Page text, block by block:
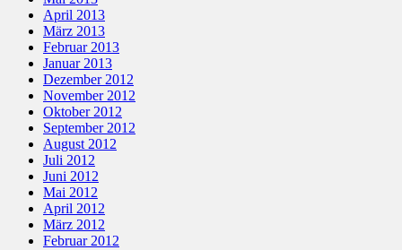
April 2013
März 2013
Februar 2013
Januar 2013
Dezember 2012
November 2012
Oktober 2012
September 2012
August 2012
Juli 2012
Juni 2012
Mai 2012
April 2012
März 2012
Februar 2012